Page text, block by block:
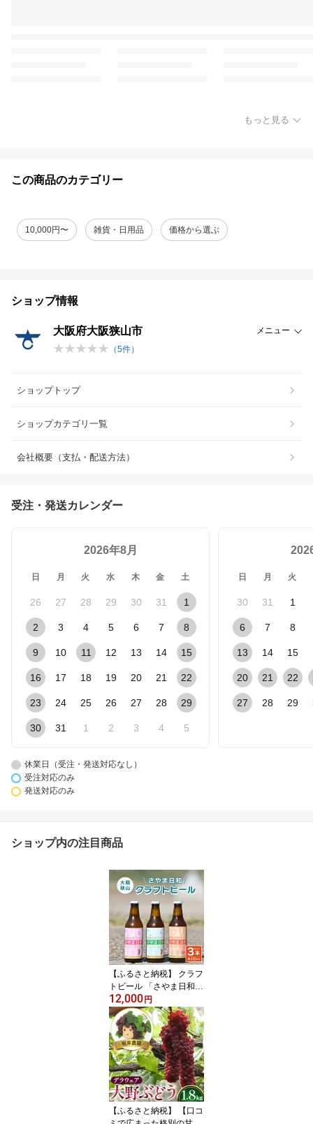
もっと見る
この商品のカテゴリー
10,000円〜 雑貨・日用品 価格から選ぶ
ショップ情報
大阪府大阪狭山市
メニュー
（5件）
ショップトップ
ショップカテゴリ一覧
会社概要（支払・配送方法）
受注・発送カレンダー
2026年8月
日 月 火 水 木 金 土
26 27 28 29 30 31 1
2 3 4 5 6 7 8
9 10 11 12 13 14 15
16 17 18 19 20 21 22
23 24 25 26 27 28 29
30 31 1 2 3 4 5
日 月 火
30 31 1
6 7 8
13 14 15
20 21 22
27 28 29
休業日（受注・発送対応なし）
受注対応のみ
発送対応のみ
ショップ内の注目商品
【ふるさと納税】 クラフ
トビール 「さやま日和」
3本 セット 大阪狭山 ／
クラフトビール 飲み比べ
ビールセット 地ビール
フルーティー ビール ぶ
どうビール ヴァイツェン
ペールエール 季節限定
お酒ギフト 家飲み おし
ゃれ ギフト プレゼント
晩酌 飲みやすい No.373
12,000円
【ふるさと納税】 【口コ